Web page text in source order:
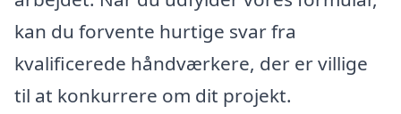
kan du forvente hurtige svar fra
kvalificerede håndværkere, der er villige
til at konkurrere om dit projekt.